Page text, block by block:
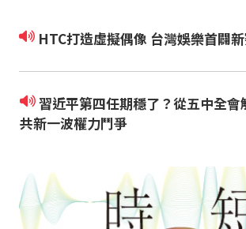
HTC打造虛擬偶像 台灣娛樂首闢
習近平第四任期穩了？從五中全會解析中
共新一波權力鬥爭